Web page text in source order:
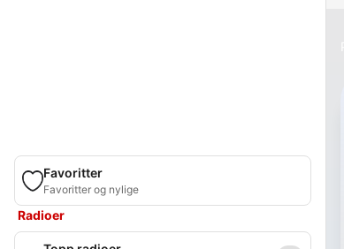
Favoritter
Favoritter og nylige
Radioer